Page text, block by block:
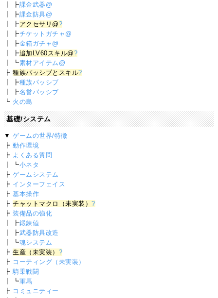
┃ ┣課金武器@
┃ ┣課金防具@
┃ ┣アクセサリ@?
┃ ┣チケットガチャ@
┃ ┣金箱ガチャ@
┃ ┣追加LV60スキル@?
┃ ┗素材アイテム@
┣種族パッシブとスキル?
┃ ┣種族パッシブ
┃ ┣名誉パッシブ
┗ 火の島
基礎/システム
▼ゲームの世界/特徴
┣動作環境
┣ よくある質問
┃ ┗小ネタ
┣ゲームシステム
┣ インターフェイス
┣基本操作
┣チャットマクロ（未実装）?
┣装備品の強化
┃ ┣鍛錬値
┃ ┣武器防具改造
┃ ┗魂システム
┣生産（未実装） ?
┣ コーティング（未実装）
┣騎乗戦闘
┃ ┗軍馬
┣ コミュニティー